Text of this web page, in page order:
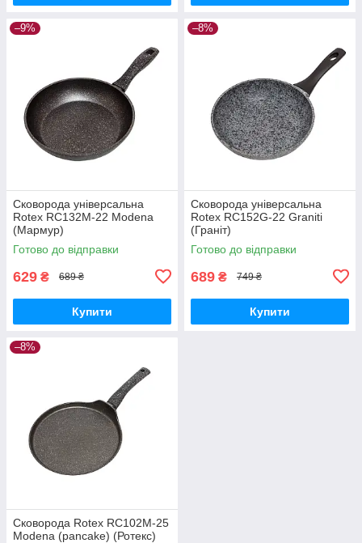
–9%
Сковорода універсальна
Rotex RC132M-22 Modena
(Мармур)
Готово до відправки
629 ₴ 689 ₴
Купити
–8%
Сковорода універсальна
Rotex RC152G-22 Graniti
(Граніт)
Готово до відправки
689 ₴ 749 ₴
Купити
–8%
Сковорода Rotex RC102M-25
Modena (pancake) (Ротекс)